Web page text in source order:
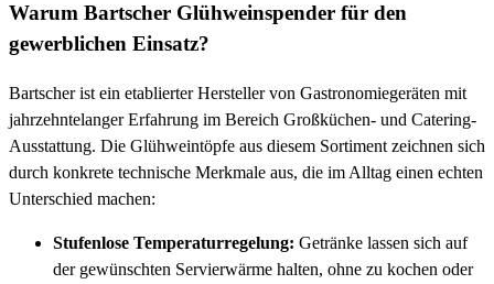
Warum Bartscher Glühweinspender für den
gewerblichen Einsatz?
Bartscher ist ein etablierter Hersteller von Gastronomiegeräten mit
jahrzehntelanger Erfahrung im Bereich Großküchen- und Catering-
Ausstattung. Die Glühweintöpfe aus diesem Sortiment zeichnen sich
durch konkrete technische Merkmale aus, die im Alltag einen echten
Unterschied machen:
Stufenlose Temperaturregelung: Getränke lassen sich auf
der gewünschten Servierwärme halten, ohne zu kochen oder